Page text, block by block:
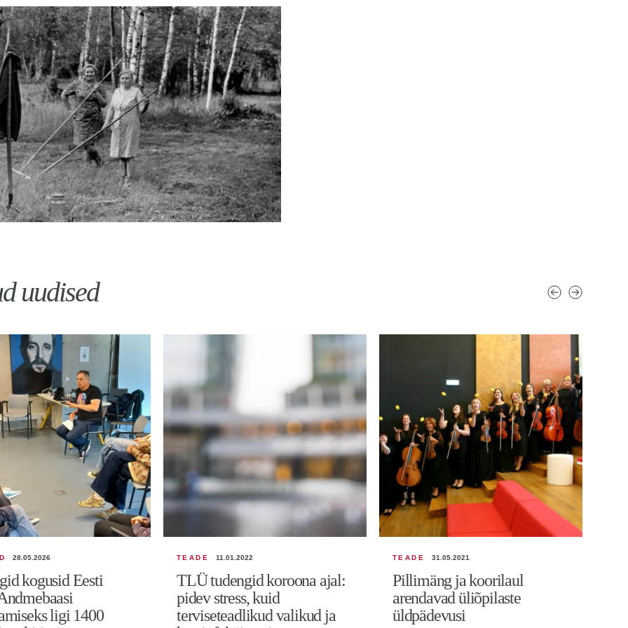
uudised
28.05.2026
kogusid Eesti
ligi 1400
TEADE 11.01.2022
TLÜ tudengid koroona ajal:
pidev stress, kuid
terviseteadlikud valikud ja
TEADE 31.05.2021
Pillimäng ja koorilaul
arendavad üliõpilaste
üldpädevusi